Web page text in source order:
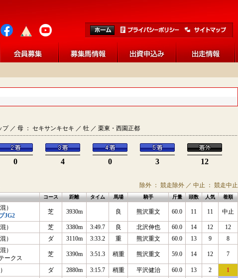
／ 母 ： セキサンキセキ ／ 牡 ／ 栗東・西園正都
0 4 0 3 12
除外 ： 競走除外 ／ 中止 ： 競走中止
コース 距離 タイム 馬場 騎手 斤量 頭数 人気 着順
）
JG2
芝 3930m 良 熊沢重文 60.0 11 11 中止
） 芝 3380m 3:49.7 良 北沢伸也 60.0 14 12
12
） ダ 3110m 3:33.2 重 熊沢重文 60.0 13 9 8
）
ークス
芝 3390m 3:51.3 稍重 熊沢重文 59.0 14 12 7
ダ 2880m 3:15.7 稍重 平沢健治 60.0 13 2
1